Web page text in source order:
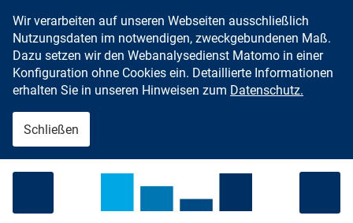
Zum Inhalt springen
Wir verarbeiten auf unseren Webseiten ausschließlich
Nutzungsdaten im notwendigen, zweckgebundenen Maß.
Dazu setzen wir den Webanalysedienst Matomo in einer
Konfiguration ohne Cookies ein. Detaillierte Informationen
erhalten Sie in unseren Hinweisen zum Datenschutz.
Schließen